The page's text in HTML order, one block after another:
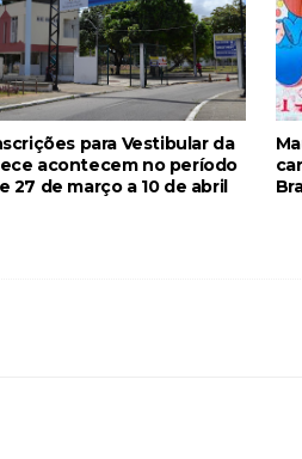
para Vestibular da
acontecem no período
27 de março a 10 de abril